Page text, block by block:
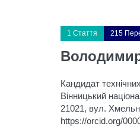
1 Стаття 215
Кандидат
Вінницький
21021, вул.
https://orcid.org/